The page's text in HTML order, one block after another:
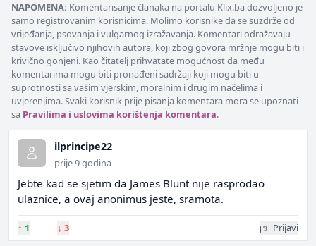
NAPOMENA: Komentarisanje članaka na portalu Klix.ba dozvoljeno je
samo registrovanim korisnicima. Molimo korisnike da se suzdrže od
vrijeđanja, psovanja i vulgarnog izražavanja. Komentari odražavaju
stavove isključivo njihovih autora, koji zbog govora mržnje mogu biti i
krivično gonjeni. Kao čitatelj prihvatate mogućnost da među
komentarima mogu biti pronađeni sadržaji koji mogu biti u
suprotnosti sa vašim vjerskim, moralnim i drugim načelima i
uvjerenjima. Svaki korisnik prije pisanja komentara mora se upoznati
sa Pravilima i uslovima korištenja komentara.
ilprincipe22
prije 9 godina
Jebte kad se sjetim da James Blunt nije rasprodao
ulaznice, a ovaj anonimus jeste, sramota.
↑ 1 ↓ 3 Prijavi